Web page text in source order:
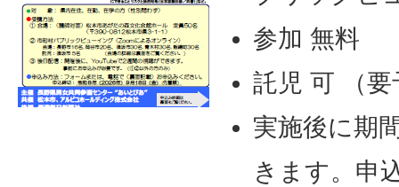
参加 無料
託児 可 （要
実施後に期
きます。申